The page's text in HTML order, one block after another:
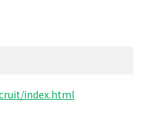
index.html